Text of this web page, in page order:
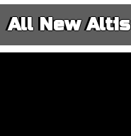
All New Altis